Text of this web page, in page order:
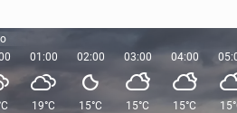
01:00
19°C
02:00
15°C
03:00
15°C
04:00
15°C